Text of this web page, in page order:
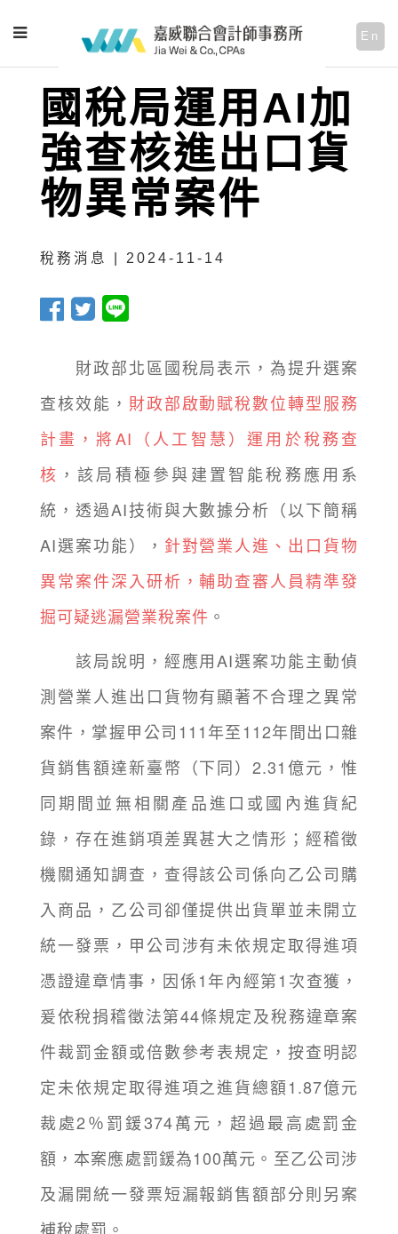
En
國稅局運用AI加
強查核進出口貨
物異常案件
稅務消息 | 2024-11-14
財政部北區國稅局表示，為提升選案
查核效能， 財政部啟動賦稅數位轉型服務
計畫，將AI（人工智慧）運用於稅務查
核 ，該局積極參與建置智能稅務應用系
統，透過AI技術與大數據分析（以下簡稱
AI選案功能）， 針對營業人進、出口貨物
異常案件深入研析，輔助查審人員精準發
掘可疑逃漏營業稅案件 。
該局說明，經應用AI選案功能主動偵
測營業人進出口貨物有顯著不合理之異常
案件，掌握甲公司111年至112年間出口雜
貨銷售額達新臺幣（下同）2.31億元，惟
同期間並無相關產品進口或國內進貨紀
錄，存在進銷項差異甚大之情形；經稽徵
機關通知調查，查得該公司係向乙公司購
入商品，乙公司卻僅提供出貨單並未開立
統一發票，甲公司涉有未依規定取得進項
憑證違章情事，因係1年內經第1次查獲，
爰依稅捐稽徵法第44條規定及稅務違章案
件裁罰金額或倍數參考表規定，按查明認
定未依規定取得進項之進貨總額1.87億元
裁處2％罰鍰374萬元，超過最高處罰金
額，本案應處罰鍰為100萬元。至乙公司涉
及漏開統一發票短漏報銷售額部分則另案
補稅處罰。